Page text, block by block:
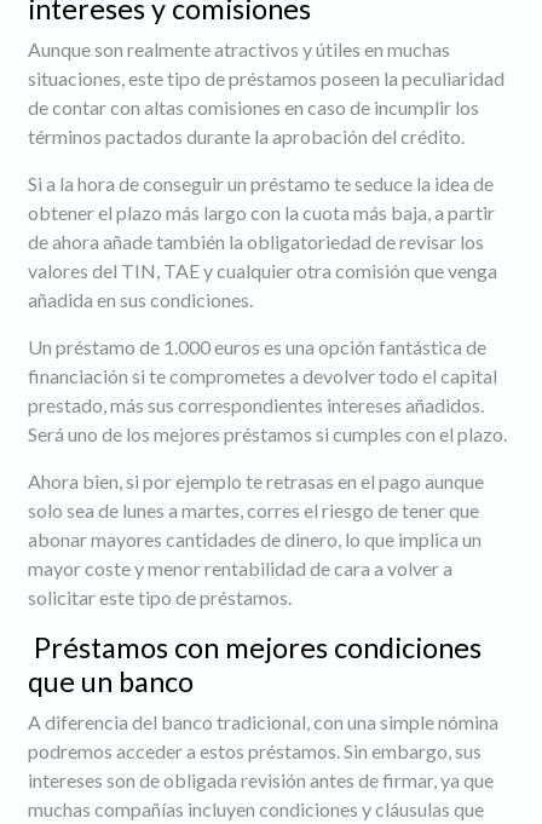
intereses y comisiones
Aunque son realmente atractivos y útiles en muchas
situaciones, este tipo de préstamos poseen la peculiaridad
de contar con altas comisiones en caso de incumplir los
términos pactados durante la aprobación del crédito.
Si a la hora de conseguir un préstamo te seduce la idea de
obtener el plazo más largo con la cuota más baja, a partir
de ahora añade también la obligatoriedad de revisar los
valores del TIN, TAE y cualquier otra comisión que venga
añadida en sus condiciones.
Un préstamo de 1.000 euros es una opción fantástica de
financiación si te comprometes a devolver todo el capital
prestado, más sus correspondientes intereses añadidos.
Será uno de los mejores préstamos si cumples con el plazo.
Ahora bien, si por ejemplo te retrasas en el pago aunque
solo sea de lunes a martes, corres el riesgo de tener que
abonar mayores cantidades de dinero, lo que implica un
mayor coste y menor rentabilidad de cara a volver a
solicitar este tipo de préstamos.
Préstamos con mejores condiciones
que un banco
A diferencia del banco tradicional, con una simple nómina
podremos acceder a estos préstamos. Sin embargo, sus
intereses son de obligada revisión antes de firmar, ya que
muchas compañías incluyen condiciones y cláusulas que